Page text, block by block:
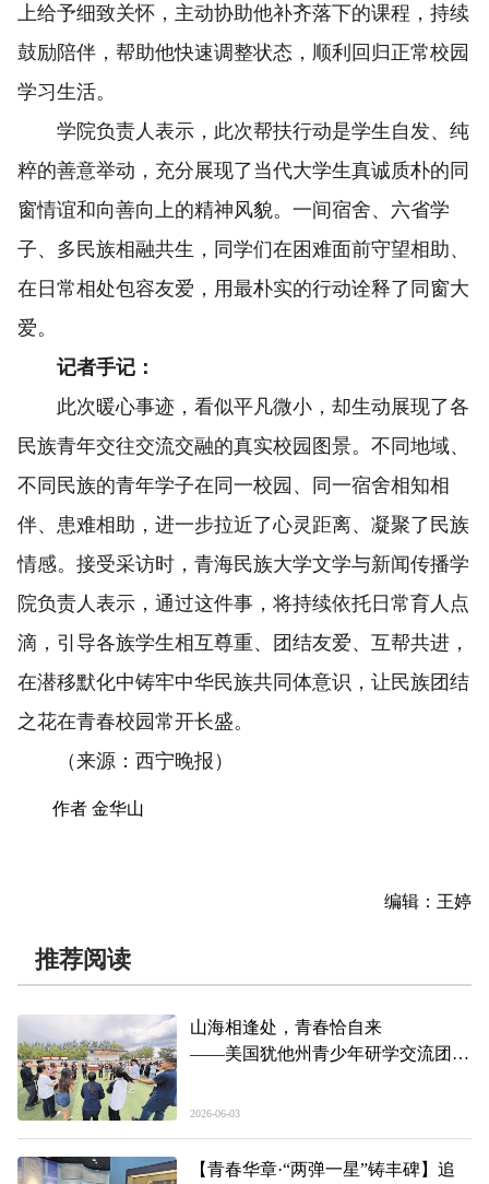
上给予细致关怀，主动协助他补齐落下的课程，持续
鼓励陪伴，帮助他快速调整状态，顺利回归正常校园
学习生活。
学院负责人表示，此次帮扶行动是学生自发、纯
粹的善意举动，充分展现了当代大学生真诚质朴的同
窗情谊和向善向上的精神风貌。一间宿舍、六省学
子、多民族相融共生，同学们在困难面前守望相助、
在日常相处包容友爱，用最朴实的行动诠释了同窗大
爱。
记者手记：
此次暖心事迹，看似平凡微小，却生动展现了各
民族青年交往交流交融的真实校园图景。不同地域、
不同民族的青年学子在同一校园、同一宿舍相知相
伴、患难相助，进一步拉近了心灵距离、凝聚了民族
情感。接受采访时，青海民族大学文学与新闻传播学
院负责人表示，通过这件事，将持续依托日常育人点
滴，引导各族学生相互尊重、团结友爱、互帮共进，
在潜移默化中铸牢中华民族共同体意识，让民族团结
之花在青春校园常开长盛。
（来源：西宁晚报）
作者 金华山
编辑：王婷
推荐阅读
山海相逢处，青春恰自来
——美国犹他州青少年研学交流团访
2026-06-03
【青春华章·“两弹一星”铸丰碑】追